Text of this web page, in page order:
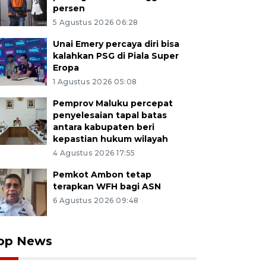
persen
5 Agustus 2026 06:28
Unai Emery percaya diri bisa
kalahkan PSG di Piala Super
Eropa
1 Agustus 2026 05:08
Pemprov Maluku percepat
penyelesaian tapal batas
antara kabupaten beri
kepastian hukum wilayah
4 Agustus 2026 17:55
Pemkot Ambon tetap
terapkan WFH bagi ASN
6 Agustus 2026 09:48
News